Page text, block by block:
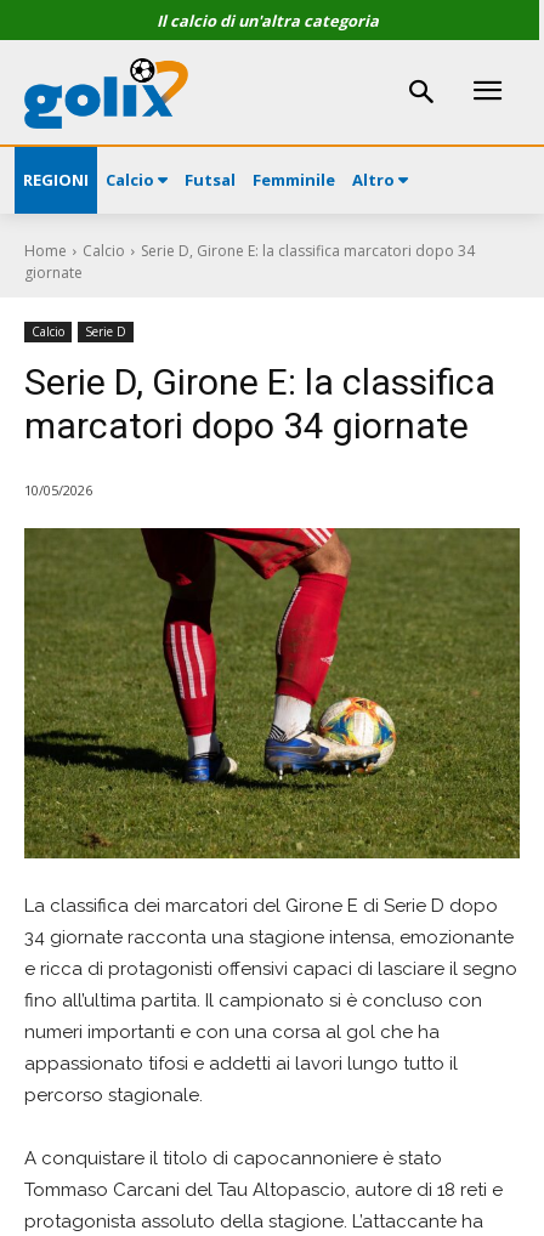
Il calcio di un'altra categoria
REGIONI Calcio Futsal Femminile Altro
Home Calcio
Serie D, Girone E: la classifica marcatori dopo 34
giornate
Calcio Serie D
Serie D, Girone E: la classifica
marcatori dopo 34 giornate
10/05/2026
La classifica dei marcatori del Girone E di Serie D dopo
34 giornate racconta una stagione intensa, emozionante
e ricca di protagonisti offensivi capaci di lasciare il segno
fino all’ultima partita. Il campionato si è concluso con
numeri importanti e con una corsa al gol che ha
appassionato tifosi e addetti ai lavori lungo tutto il
percorso stagionale.
A conquistare il titolo di capocannoniere è stato
Tommaso Carcani del Tau Altopascio, autore di 18 reti e
protagonista assoluto della stagione. L’attaccante ha